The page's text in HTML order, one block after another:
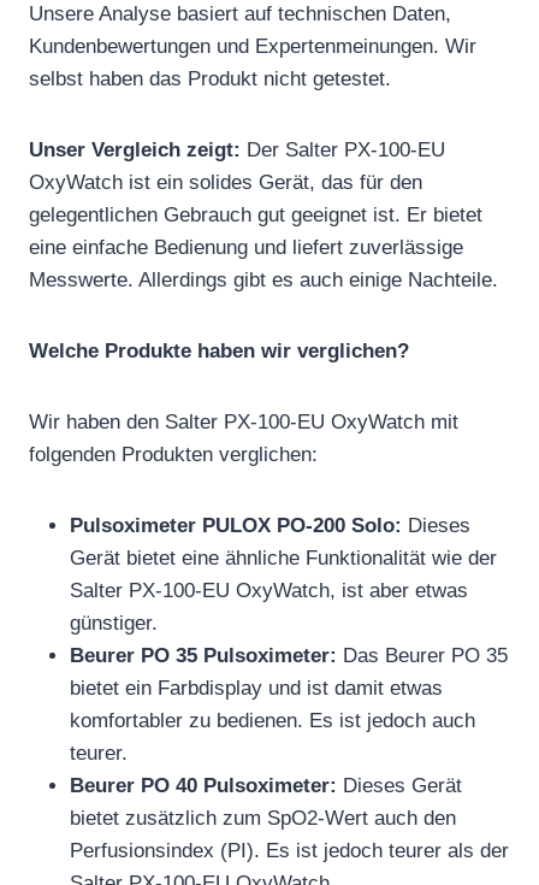
Unsere Analyse basiert auf technischen Daten,
Kundenbewertungen und Expertenmeinungen. Wir
selbst haben das Produkt nicht getestet.
Unser Vergleich zeigt: Der Salter PX-100-EU
OxyWatch ist ein solides Gerät, das für den
gelegentlichen Gebrauch gut geeignet ist. Er bietet
eine einfache Bedienung und liefert zuverlässige
Messwerte. Allerdings gibt es auch einige Nachteile.
Welche Produkte haben wir verglichen?
Wir haben den Salter PX-100-EU OxyWatch mit
folgenden Produkten verglichen:
Pulsoximeter PULOX PO-200 Solo: Dieses
Gerät bietet eine ähnliche Funktionalität wie der
Salter PX-100-EU OxyWatch, ist aber etwas
günstiger.
Beurer PO 35 Pulsoximeter: Das Beurer PO 35
bietet ein Farbdisplay und ist damit etwas
komfortabler zu bedienen. Es ist jedoch auch
teurer.
Beurer PO 40 Pulsoximeter: Dieses Gerät
bietet zusätzlich zum SpO2-Wert auch den
Perfusionsindex (PI). Es ist jedoch teurer als der